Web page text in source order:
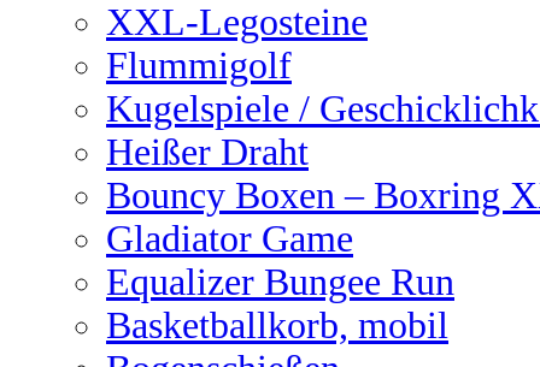
XXL-Legosteine
Flummigolf
Kugelspiele /
Heißer Draht
Bouncy Boxen – Boxring
Gladiator Game
Equalizer Bungee Run
Basketballkorb, mobil